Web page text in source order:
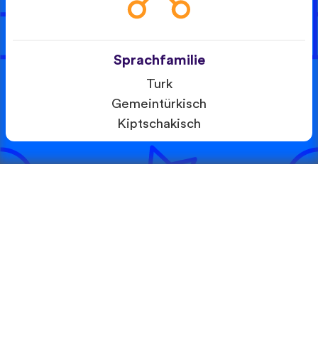
Sprachfamilie
Turk
Gemeintürkisch
Kiptschakisch